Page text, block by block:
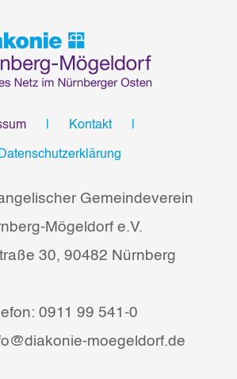
Kontakt
Datenschutzerklärung
Gemeindeverein
Mögeldorf e.V.
30, 90482 Nürnberg
0911 99 541-0
moegeldorf.de